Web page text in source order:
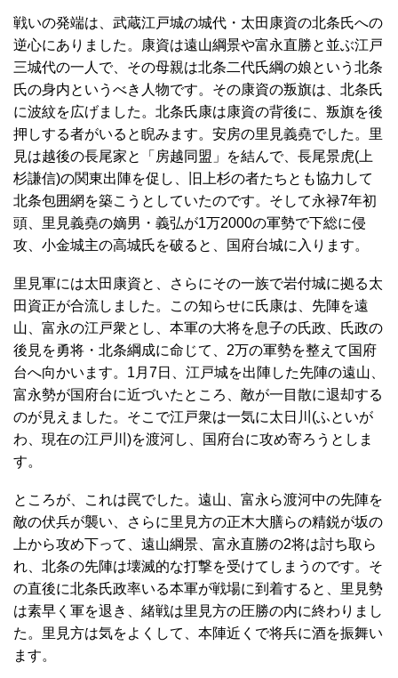
戦いの発端は、武蔵江戸城の城代・太田康資の北条氏への
逆心にありました。康資は遠山綱景や富永直勝と並ぶ江戸
三城代の一人で、その母親は北条二代氏綱の娘という北条
氏の身内というべき人物です。その康資の叛旗は、北条氏
に波紋を広げました。北条氏康は康資の背後に、叛旗を後
押しする者がいると睨みます。安房の里見義堯でした。里
見は越後の長尾家と「房越同盟」を結んで、長尾景虎(上
杉謙信)の関東出陣を促し、旧上杉の者たちとも協力して
北条包囲網を築こうとしていたのです。そして永禄7年初
頭、里見義堯の嫡男・義弘が1万2000の軍勢で下総に侵
攻、小金城主の高城氏を破ると、国府台城に入ります。
里見軍には太田康資と、さらにその一族で岩付城に拠る太
田資正が合流しました。この知らせに氏康は、先陣を遠
山、富永の江戸衆とし、本軍の大将を息子の氏政、氏政の
後見を勇将・北条綱成に命じて、2万の軍勢を整えて国府
台へ向かいます。1月7日、江戸城を出陣した先陣の遠山、
富永勢が国府台に近づいたところ、敵が一目散に退却する
のが見えました。そこで江戸衆は一気に太日川(ふといが
わ、現在の江戸川)を渡河し、国府台に攻め寄ろうとしま
す。
ところが、これは罠でした。遠山、富永ら渡河中の先陣を
敵の伏兵が襲い、さらに里見方の正木大膳らの精鋭が坂の
上から攻め下って、遠山綱景、富永直勝の2将は討ち取ら
れ、北条の先陣は壊滅的な打撃を受けてしまうのです。そ
の直後に北条氏政率いる本軍が戦場に到着すると、里見勢
は素早く軍を退き、緒戦は里見方の圧勝の内に終わりまし
た。里見方は気をよくして、本陣近くで将兵に酒を振舞い
ます。